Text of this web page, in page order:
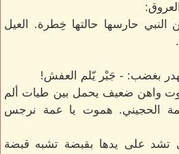
النبي حارسها حالتها خِطرة. العيل
بغضب: - جَبْر يّلم العفش!
واهن ضعيف يحمل بين طيات ألم
الحجيني. هموت يا عمة نرجس
تشد على يدها بقبضة تشبه قبضة